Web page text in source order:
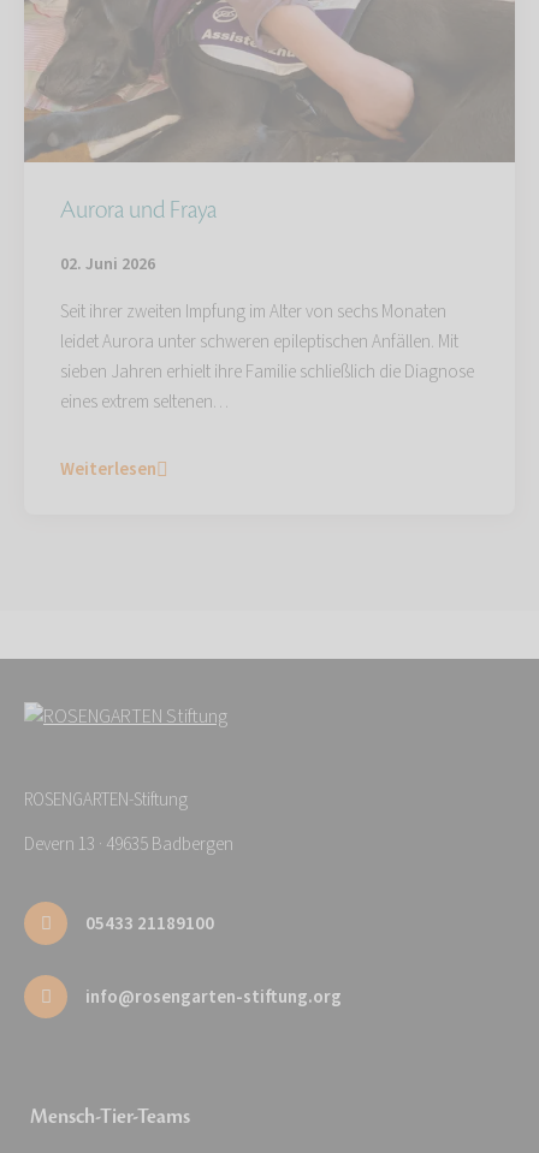
Aurora und Fraya
02. Juni 2026
Seit ihrer zweiten Impfung im Alter von sechs Monaten
leidet Aurora unter schweren epileptischen Anfällen. Mit
sieben Jahren erhielt ihre Familie schließlich die Diagnose
eines extrem seltenen…
Weiterlesen
ROSENGARTEN-Stiftung
Devern 13 · 49635 Badbergen
05433 21189100
info@rosengarten-stiftung.org
Mensch-Tier-Teams